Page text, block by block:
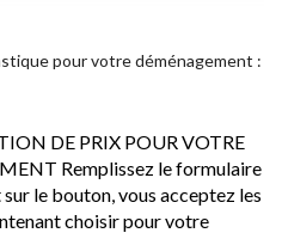
pour votre déménagement :
DE PRIX POUR VOTRE
Remplissez le formulaire
le bouton, vous acceptez les
choisir pour votre